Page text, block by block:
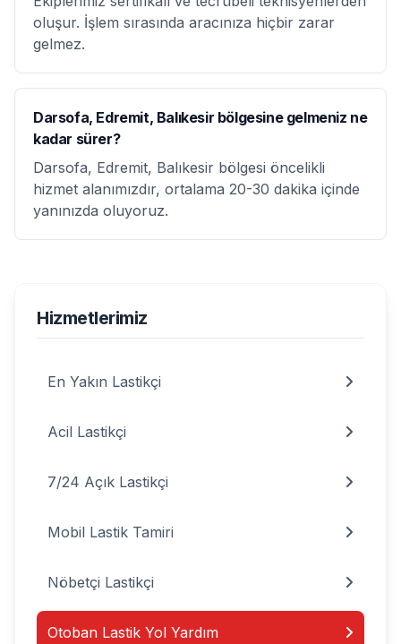
oluşur. İşlem sırasında aracınıza hiçbir zarar
gelmez.
Darsofa, Edremit, Balıkesir bölgesine gelmeniz ne
kadar sürer?
Darsofa, Edremit, Balıkesir bölgesi öncelikli
hizmet alanımızdır, ortalama 20-30 dakika içinde
yanınızda oluyoruz.
Hizmetlerimiz
En Yakın Lastikçi
Acil Lastikçi
7/24 Açık Lastikçi
Mobil Lastik Tamiri
Nöbetçi Lastikçi
Otoban Lastik Yol Yardım